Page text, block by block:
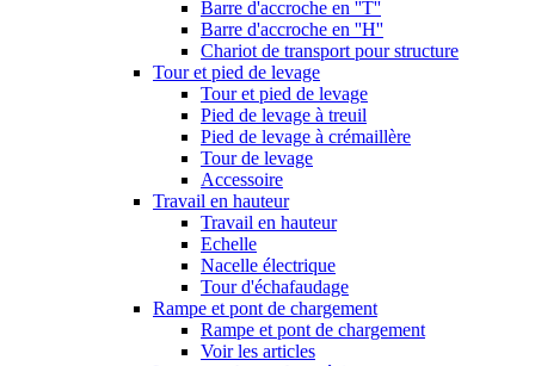
Barre d'accroche en ''T''
Barre d'accroche en ''H''
Chariot de transport pour structure
Tour et pied de levage
Tour et pied de levage
Pied de levage à treuil
Pied de levage à crémaillère
Tour de levage
Accessoire
Travail en hauteur
Travail en hauteur
Echelle
Nacelle électrique
Tour d'échafaudage
Rampe et pont de chargement
Rampe et pont de chargement
Voir les articles